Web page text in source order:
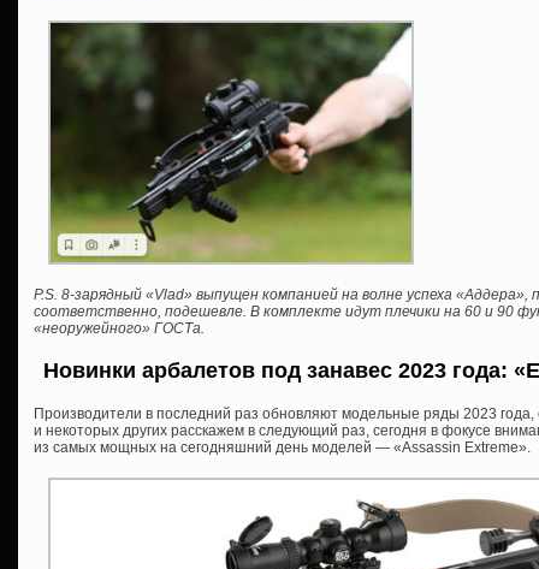
P.S. 8-зарядный «Vlad» выпущен компанией на волне успеха
соответственно, подешевле. В комплекте идут плечики на 60 и 90
«неоружейного» ГОСТа.
Новинки арбалетов под занавес 2023 года:
Производители в последний раз обновляют модельные ряды 2023 года,
и некоторых других расскажем в следующий раз, сегодня в фокусе
из самых мощных на сегодняшний день моделей — «Assassin Extreme».